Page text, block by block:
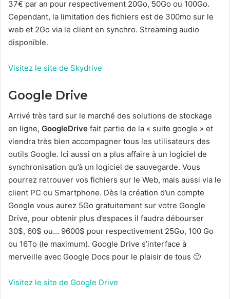
37€ par an pour respectivement 20Go, 50Go ou 100Go.
Cependant, la limitation des fichiers est de 300mo sur le
web et 2Go via le client en synchro. Streaming audio
disponible.
Visitez le site de Skydrive
Google Drive
Arrivé très tard sur le marché des solutions de stockage
en ligne, GoogleDrive fait partie de la « suite google » et
viendra très bien accompagner tous les utilisateurs des
outils Google. Ici aussi on a plus affaire à un logiciel de
synchronisation qu’à un logiciel de sauvegarde. Vous
pourrez retrouver vos fichiers sur le Web, mais aussi via le
client PC ou Smartphone. Dès la création d’un compte
Google vous aurez 5Go gratuitement sur votre Google
Drive, pour obtenir plus d’espaces il faudra débourser
30$, 60$ ou… 9600$ pour respectivement 25Go, 100 Go
ou 16To (le maximum). Google Drive s’interface à
merveille avec Google Docs pour le plaisir de tous 🙂
Visitez le site de Google Drive